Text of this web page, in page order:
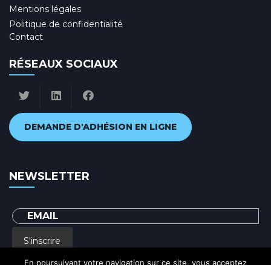
Mentions légales
Politique de confidentialité
Contact
RÉSEAUX SOCIAUX
DEMANDE D'ADHÉSION EN LIGNE
NEWSLETTER
S'inscrire
En poursuivant votre navigation sur ce site, vous acceptez